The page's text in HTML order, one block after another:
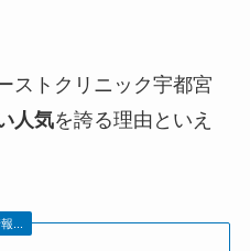
ストクリニック宇都宮
人気を誇る理由といえ
...